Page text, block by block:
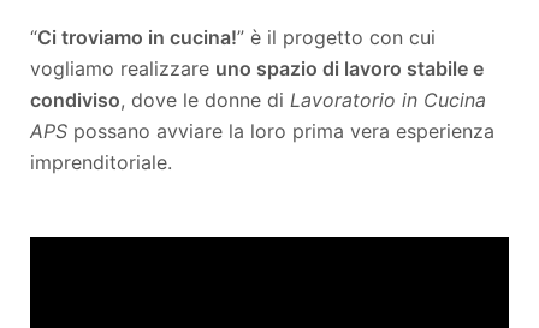
“Ci troviamo in cucina!” è il progetto con cui
vogliamo realizzare uno spazio di lavoro stabile e
condiviso, dove le donne di Lavoratorio in Cucina
APS possano avviare la loro prima vera esperienza
imprenditoriale.